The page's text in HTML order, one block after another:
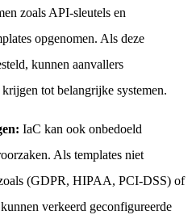
zoals API-sleutels en
opgenomen. Als deze
kunnen aanvallers
tot belangrijke systemen.
IaC kan ook onbedoeld
Als templates niet
(GDPR, HIPAA, PCI-DSS) of
verkeerd geconfigureerde